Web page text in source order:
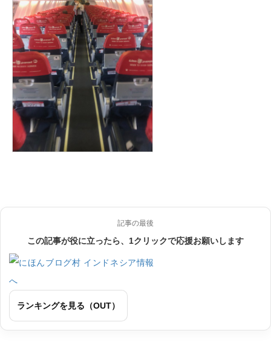
記事の最後
この記事が役に立ったら、1クリックで応援お願いします
ランキングを見る（OUT）